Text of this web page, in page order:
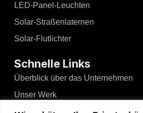
LED-Panel-Leuchten
Solar-Straßenlaternen
Solar-Flutlichter
Schnelle Links
Überblick über das Unternehmen
Unser Werk
Nachrichten und Ereignisse